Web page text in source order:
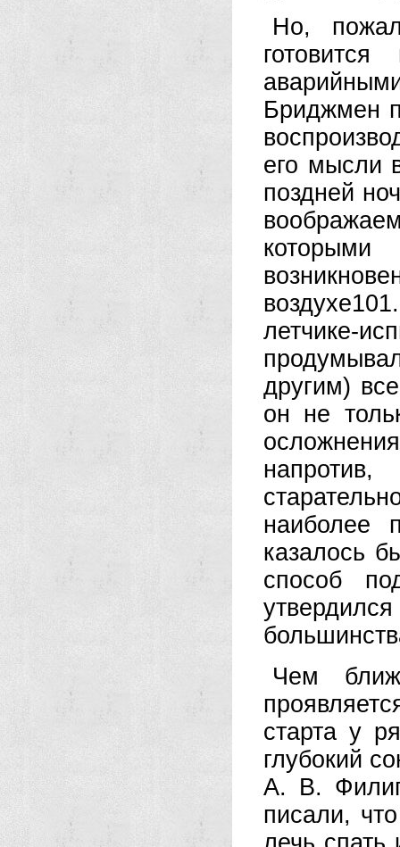
Но,
Бриджмен
его мысли
поздней
летчике-
другим)
он не
наиболее
казалось
способ
Чем
старта у
глубокий
А. В.
писали,